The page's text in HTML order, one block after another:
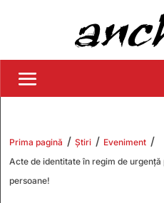
Prima pagină / Știri / Eveniment /
Acte de identitate în regim de
persoane!